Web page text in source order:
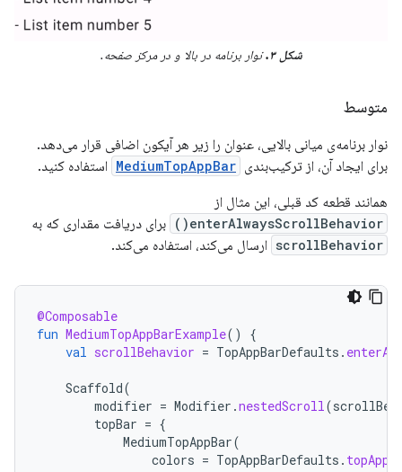
شکل ۳. نوار برنامه در بالا و در مرکز صفحه.
متوسط
نوار برنامه‌ی میانی بالایی، عنوان را زیر هر آیکون اضافی قرار می‌دهد.
برای ایجاد آن، از ترکیب‌بندی MediumTopAppBar استفاده کنید.
همانند قطعه کد قبلی، این مثال از
enterAlwaysScrollBehavior() برای دریافت مقداری که به
scrollBehavior ارسال می‌کند، استفاده می‌کند.
@Composable
fun MediumTopAppBarExample()
{
val scrollBehavior = TopAppBarDefaults .
Scaffold(
modifier = Modifier .nestedScroll (
topBar = {
MediumTopAppBar(
colors = TopAppBarDefaults .